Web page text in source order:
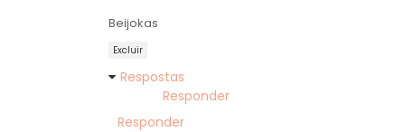
Beijokas
Excluir
Respostas
Responder
Responder